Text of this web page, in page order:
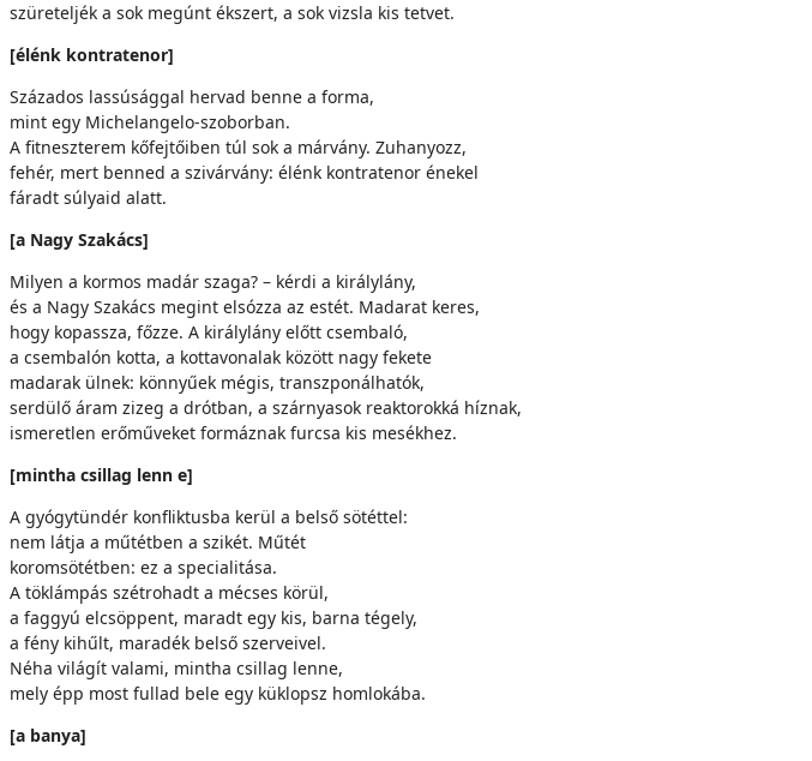
szüreteljék a sok megúnt ékszert, a sok vizsla kis tetvet.
[élénk kontratenor]
Százados lassúsággal hervad benne a forma,
mint egy Michelangelo-szoborban.
A fitneszterem kőfejtőiben túl sok a márvány. Zuhanyozz,
fehér, mert benned a szivárvány: élénk kontratenor énekel
fáradt súlyaid alatt.
[a Nagy Szakács]
Milyen a kormos madár szaga? – kérdi a királylány,
és a Nagy Szakács megint elsózza az estét. Madarat keres,
hogy kopassza, főzze. A királylány előtt csembaló,
a csembalón kotta, a kottavonalak között nagy fekete
madarak ülnek: könnyűek mégis, transzponálhatók,
serdülő áram zizeg a drótban, a szárnyasok reaktorokká híznak,
ismeretlen erőműveket formáznak furcsa kis mesékhez.
[mintha csillag lenn e]
A gyógytündér konfliktusba kerül a belső sötéttel:
nem látja a műtétben a szikét. Műtét
koromsötétben: ez a specialitása.
A töklámpás szétrohadt a mécses körül,
a faggyú elcsöppent, maradt egy kis, barna tégely,
a fény kihűlt, maradék belső szerveivel.
Néha világít valami, mintha csillag lenne,
mely épp most fullad bele egy küklopsz homlokába.
[a banya]